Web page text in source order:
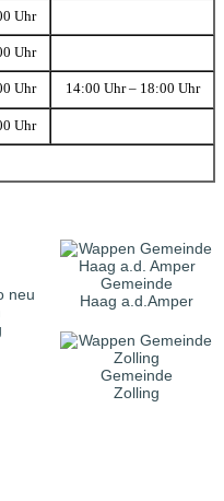
Uhr
Uhr
Uhr 14:00 Uhr – 18:00 Uhr
Uhr
Gemeinde
Haag a.d.Amper
Gemeinde
Zolling